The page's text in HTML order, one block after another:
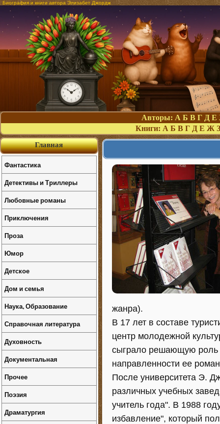
Биография и книги автора Элизабет Джордж
Авторы: А Б В Г Д Е
Книги: А Б В Г Д Е Ж З
жанра).
В 17 лет в составе
центр молодежной
сыграло решающую роль
направленности ее
После университета Э.
различных учебных
учитель года". В 1988
избавление", который
Главная
Фантастика
Детективы и Триллеры
Любовные романы
Приключения
Проза
Юмор
Детское
Дом и семья
Наука, Образование
Справочная литература
Духовность
Документальная
Прочее
Поэзия
Драматургия